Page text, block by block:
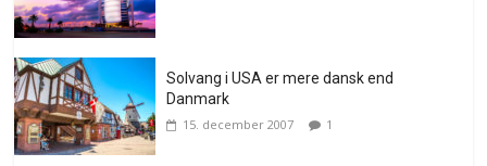
Solvang i USA er mere dansk end
Danmark
15. december 2007 1